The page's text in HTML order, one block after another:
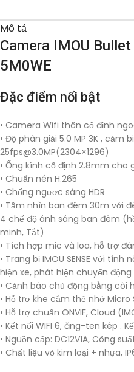
Mô tả
Camera IMOU
5M0WE
Đặc điểm nổi bật
• Camera Wifi thân cố định
• Độ phân giải 5.0 MP 3K , cảm
25fps@3.0MP(2304×1296)
• Ống kính cố định 2.8mm cho
• Chuẩn nén H.265
• Chống ngược sáng HDR
• Tầm nhìn ban đêm 30m với
4 chế độ ánh sáng ban đêm
minh, Tắt)
• Tích hợp mic và loa, hỗ trợ
• Trang bị IMOU SENSE với
hiện xe, phát hiện chuyển động
• Cảnh báo chủ động bằng còi
• Hỗ trợ khe cắm thẻ nhớ Micro
• Hỗ trợ chuẩn ONVIF, Cloud
• Kết nối WIFI 6, ăng-ten kép .
• Nguồn cấp: DC12V1A, Công
• Chất liệu vỏ kim loại + nhựa,